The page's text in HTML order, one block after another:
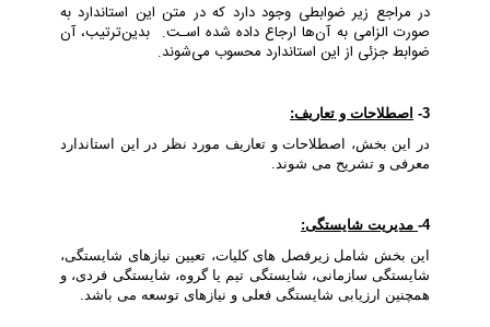
در ﻣﺮاﺟﻊ زﯾﺮ ﺿﻮاﺑﻄﯽ وﺟﻮد دارد ﮐﻪ در ﻣﺘﻦ اﯾﻦ اﺳﺘﺎﻧﺪارد ﺑﻪ
ﺻﻮرت اﻟﺰاﻣﯽ ﺑﻪ آنﻫﺎ ارﺟﺎع داده ﺷﺪه اﺳـﺖ. ﺑﺪﯾﻦﺗﺮﺗﯿﺐ، آن
ﺿﻮاﺑﻂ ﺟﺰﺋﯽ از اﯾﻦ اﺳﺘﺎﻧﺪارد ﻣﺤﺴﻮب ﻣﯽﺷﻮﻧﺪ.
3-
اﺻﻄﻼﺣﺎت و ﺗﻌﺎریف:
در این بخش، اصطلاحات و تعاریف مورد نظر در این استاندارد
معرفی و تشریح می شوند.
4- ﻣﺪﯾﺮﯾﺖ شایستگی:
این بخش شامل زیرفصل های کلیات، تعیین نیازهای شایستگی،
شایستگی سازمانی، شایستگی تیم یا گروه، شایستگی فردی، و
همچنین ارزیابی شایستگی فعلی و نیازهای توسعه می باشد.